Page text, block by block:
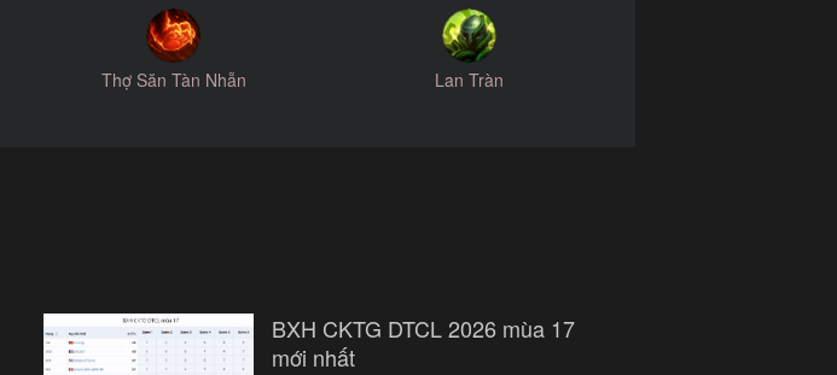
Thợ Săn Tàn Nhẫn Lan Tràn
BXH CKTG DTCL 2026 mùa 17
mới nhất